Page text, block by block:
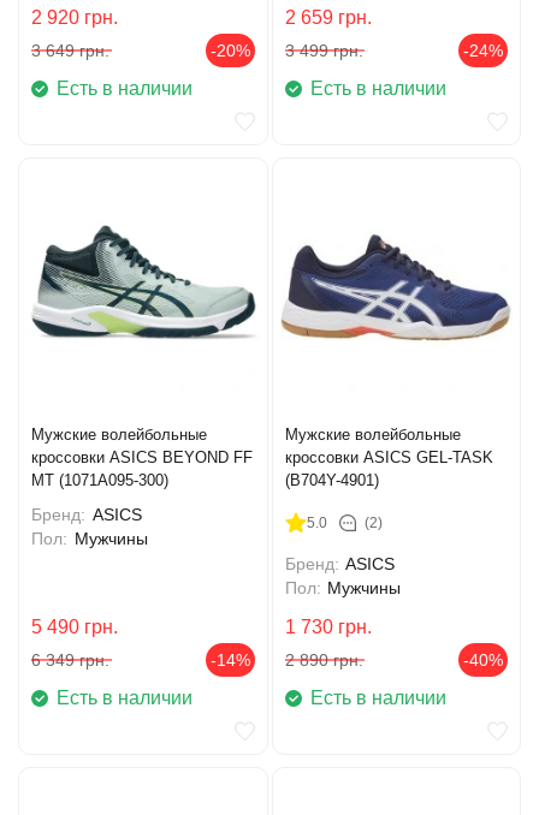
2 920 грн.
3 649 грн. -20%
Есть в наличии
2 659 грн.
3 499 грн. -24%
Есть в наличии
Мужские волейбольные
кроссовки ASICS BEYOND FF
MT (1071A095-300)
Бренд: ASICS
Пол: Мужчины
5 490 грн.
6 349 грн. -14%
Есть в наличии
Мужские волейбольные
кроссовки ASICS GEL-TASK
(B704Y-4901)
5.0 (2)
Бренд: ASICS
Пол: Мужчины
1 730 грн.
2 890 грн. -40%
Есть в наличии